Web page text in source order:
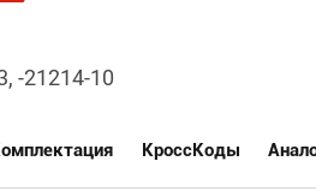
-21214-10
КроссКоды